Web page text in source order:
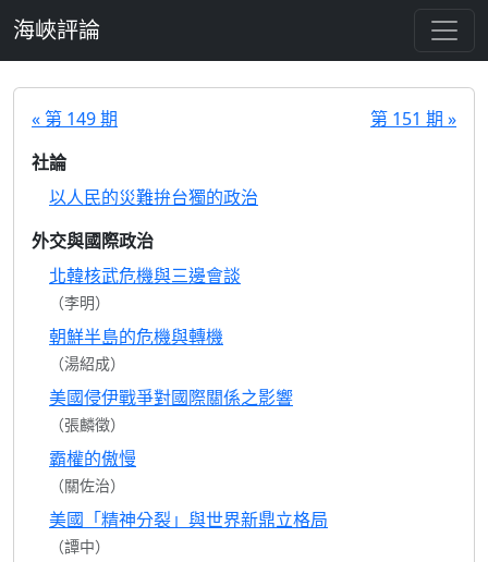
海峽評論
« 第 149 期
第 151 期 »
社論
以人民的災難拚台獨的政治
外交與國際政治
北韓核武危機與三邊會談
（李明）
朝鮮半島的危機與轉機
（湯紹成）
美國侵伊戰爭對國際關係之影響
（張麟徵）
霸權的傲慢
（關佐治）
美國「精神分裂」與世界新鼎立格局
（譚中）